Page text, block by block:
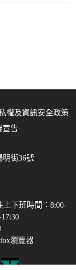
權及資訊安全政策
宣告
明街36號
上下班時間：8:00-
瀏覽器